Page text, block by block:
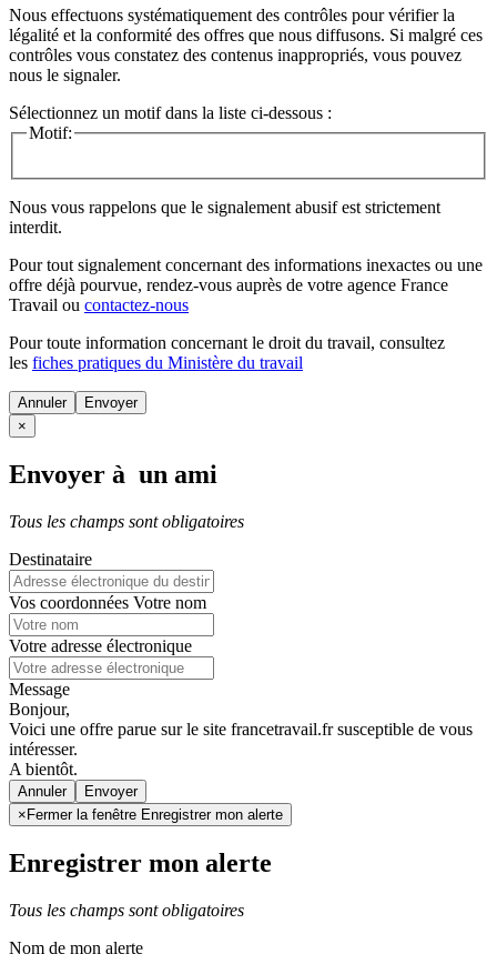
Nous effectuons systématiquement des contrôles pour vérifier la
légalité et la conformité des offres que nous diffusons. Si malgré ces
contrôles vous constatez des contenus inappropriés, vous pouvez
nous le signaler.
Sélectionnez un motif dans la liste ci-dessous :
Motif:
Nous vous rappelons que le signalement abusif est strictement
interdit.
Pour tout signalement concernant des informations inexactes ou une
offre déjà pourvue, rendez-vous auprès de votre agence France
Travail ou contactez-nous
Pour toute information concernant le droit du travail, consultez
les fiches pratiques du Ministère du travail
Annuler
×
Envoyer à un ami
Tous les champs sont obligatoires
Destinataire
Vos coordonnées Votre nom
Votre adresse électronique
Message
Bonjour,
Voici une offre parue sur le site francetravail.fr susceptible de vous
intéresser.
A bientôt.
Annuler
× Fermer la fenêtre Enregistrer mon alerte
Enregistrer mon alerte
Tous les champs sont obligatoires
Nom de mon alerte